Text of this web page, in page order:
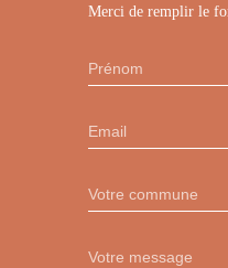
Merci de remplir le
Prénom
Email
Votre commune
Votre message